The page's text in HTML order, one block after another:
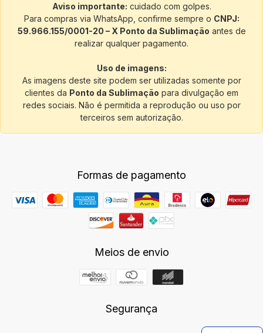
Aviso importante: cuidado com golpes.
Para compras via WhatsApp, confirme sempre o CNPJ:
59.966.155/0001-20 – X Ponto da Sublimação antes de
realizar qualquer pagamento.
Uso de imagens:
As imagens deste site podem ser utilizadas somente por
clientes da Ponto da Sublimação para divulgação em
redes sociais. Não é permitida a reprodução ou uso por
terceiros sem autorização.
Formas de pagamento
Meios de envio
Segurança